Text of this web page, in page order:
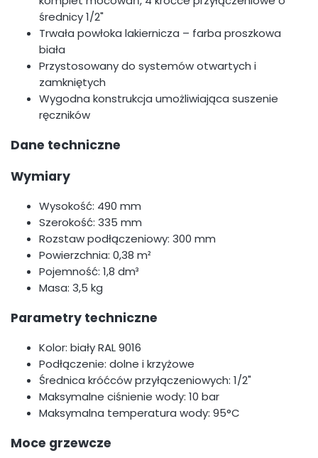
średnicy 1/2"
Trwała powłoka lakiernicza – farba proszkowa
biała
Przystosowany do systemów otwartych i
zamkniętych
Wygodna konstrukcja umożliwiająca suszenie
ręczników
Dane techniczne
Wymiary
Wysokość: 490 mm
Szerokość: 335 mm
Rozstaw podłączeniowy: 300 mm
Powierzchnia: 0,38 m²
Pojemność: 1,8 dm³
Masa: 3,5 kg
Parametry techniczne
Kolor: biały RAL 9016
Podłączenie: dolne i krzyżowe
Średnica króćców przyłączeniowych: 1/2"
Maksymalne ciśnienie wody: 10 bar
Maksymalna temperatura wody: 95°C
Moce grzewcze